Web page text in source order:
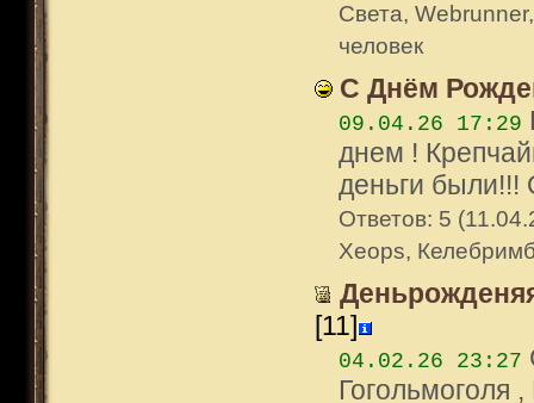
Света,
человек
С Днём
09.04.26 17:29
днем !
деньги были!!!
Ответов: 5
Xeops,
[11]
04.02.26 23:27
Гогольмоголя